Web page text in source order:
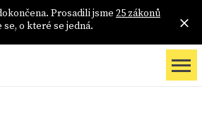
Prosadili jsme 25 zákonů
o které se jedná.